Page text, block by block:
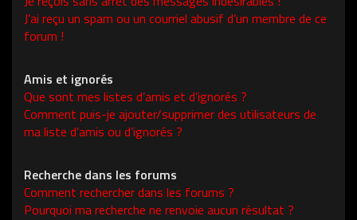
J’ai reçu un spam ou un courriel abusif d’un membre de ce
forum !
Amis et ignorés
Que sont mes listes d’amis et d’ignorés ?
Comment puis-je ajouter/supprimer des utilisateurs de
ma liste d’amis ou d’ignorés ?
Recherche dans les forums
Comment rechercher dans les forums ?
Pourquoi ma recherche ne renvoie aucun résultat ?